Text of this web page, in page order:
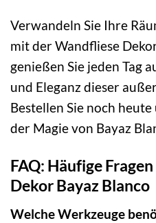
Verwandeln Sie Ihre
mit der Wandfliese
genießen Sie jeden Tag
und Eleganz dieser
Bestellen Sie noch heute
der Magie von Bayaz
FAQ: Häufige
Dekor Bayaz Blanco
Welche Werkzeuge